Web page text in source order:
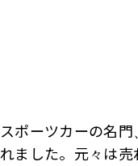
スポーツカーの名
れました。元々は